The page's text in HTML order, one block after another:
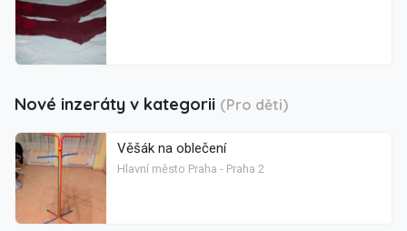
Nové inzeráty v kategorii (Pro děti)
Věšák na oblečení
Hlavní město Praha - Praha 2